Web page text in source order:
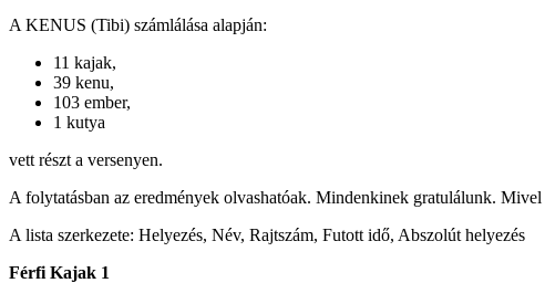
A KENUS (Tibi) számlálása alapján:
11 kajak,
39 kenu,
103 ember,
1 kutya
vett részt a versenyen.
A folytatásban az eredmények olvashatóak. Mindenkinek gratulálunk.
A lista szerkezete: Helyezés, Név, Rajtszám, Futott idő, Abszolút helyezés
Férfi Kajak 1